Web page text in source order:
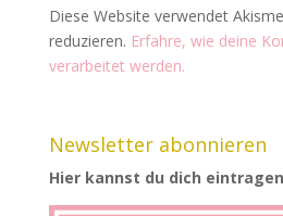
Diese Website verwendet
reduzieren. Erfahre, wie deine
verarbeitet werden.
Newsletter abonnieren
Hier kannst du dich